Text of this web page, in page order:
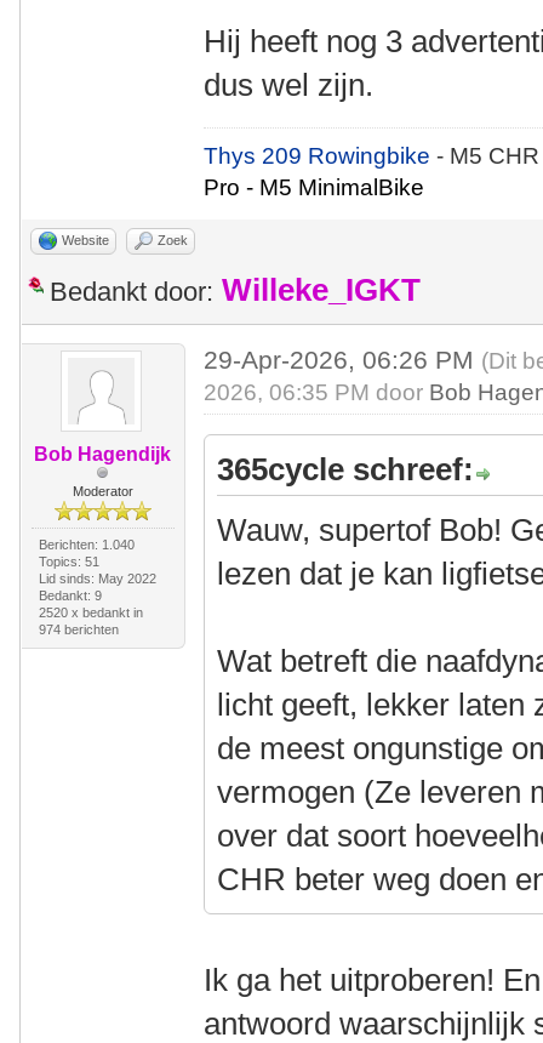
Hij heeft nog 3
dus wel zijn.
Thys 209 Rowingbike- M5
Pro - M5 MinimalBike
Website Zoek
Bedankt door: Willeke_IGKT
Bob Hagendijk
Moderator
Berichten: 1.040
Topics: 51
Lid sinds: May 2022
Bedankt: 9
2520 x bedankt in
974 berichten
29-Apr-2026, 06:26 PM (Dit
2026, 06:35 PM door Bob
365cycle schreef:
Wauw, supertof Bob!
lezen dat je kan
Wat betreft die
licht geeft, lekker laten
de meest ongunstige
vermogen (Ze leveren
over dat soort
CHR beter weg doen
Ik ga het uitproberen!
antwoord waarschijnlijk